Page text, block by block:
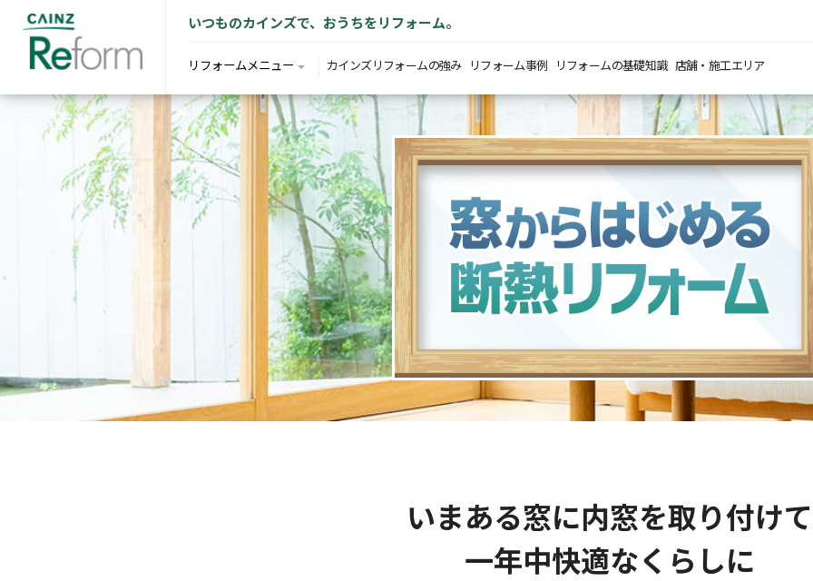
いつものカインズで、おうちをリフォーム。
リフォームメニュー カインズリフォームの強み リフォーム事例 リフォームの基礎知識 店舗・施工エリア
いまある窓に内窓を取り付けて
一年中快適なくらしに